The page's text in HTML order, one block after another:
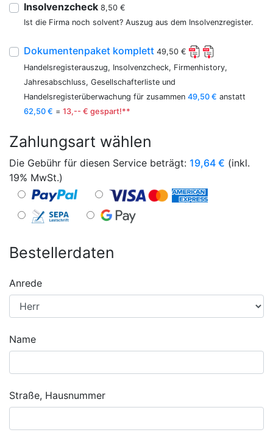
Insolvenzcheck 8,50 €
Ist die Firma noch solvent? Auszug aus dem Insolvenzregister.
Dokumentenpaket komplett 49,50 €
Handelsregisterauszug, Insolvenzcheck, Firmenhistory,
Jahresabschluss, Gesellschafterliste und
Handelsregisterüberwachung für zusammen 49,50 € anstatt
62,50 € = 13,-- € gespart!**
Zahlungsart wählen
Die Gebühr für diesen Service beträgt: 19,64 € (inkl.
19% MwSt.)
Bestellerdaten
Anrede
Name
Straße, Hausnummer